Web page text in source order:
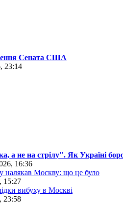
Сената США
23:14
а не на стрілу". Як Україні
16:36
налякав Москву: що це було
15:27
вибуху в Москві
23:58